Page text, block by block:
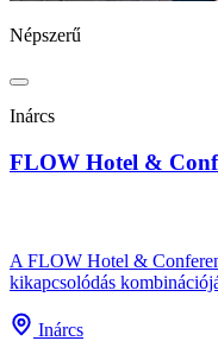
Népszerű
Inárcs
FLOW Hotel &
A FLOW Hotel &
kikapcsolódás
Inárcs